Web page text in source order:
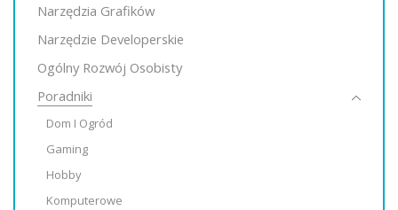
Narzędzia Grafików
Narzędzie Developerskie
Ogólny Rozwój Osobisty
Poradniki
Dom I Ogród
Gaming
Hobby
Komputerowe